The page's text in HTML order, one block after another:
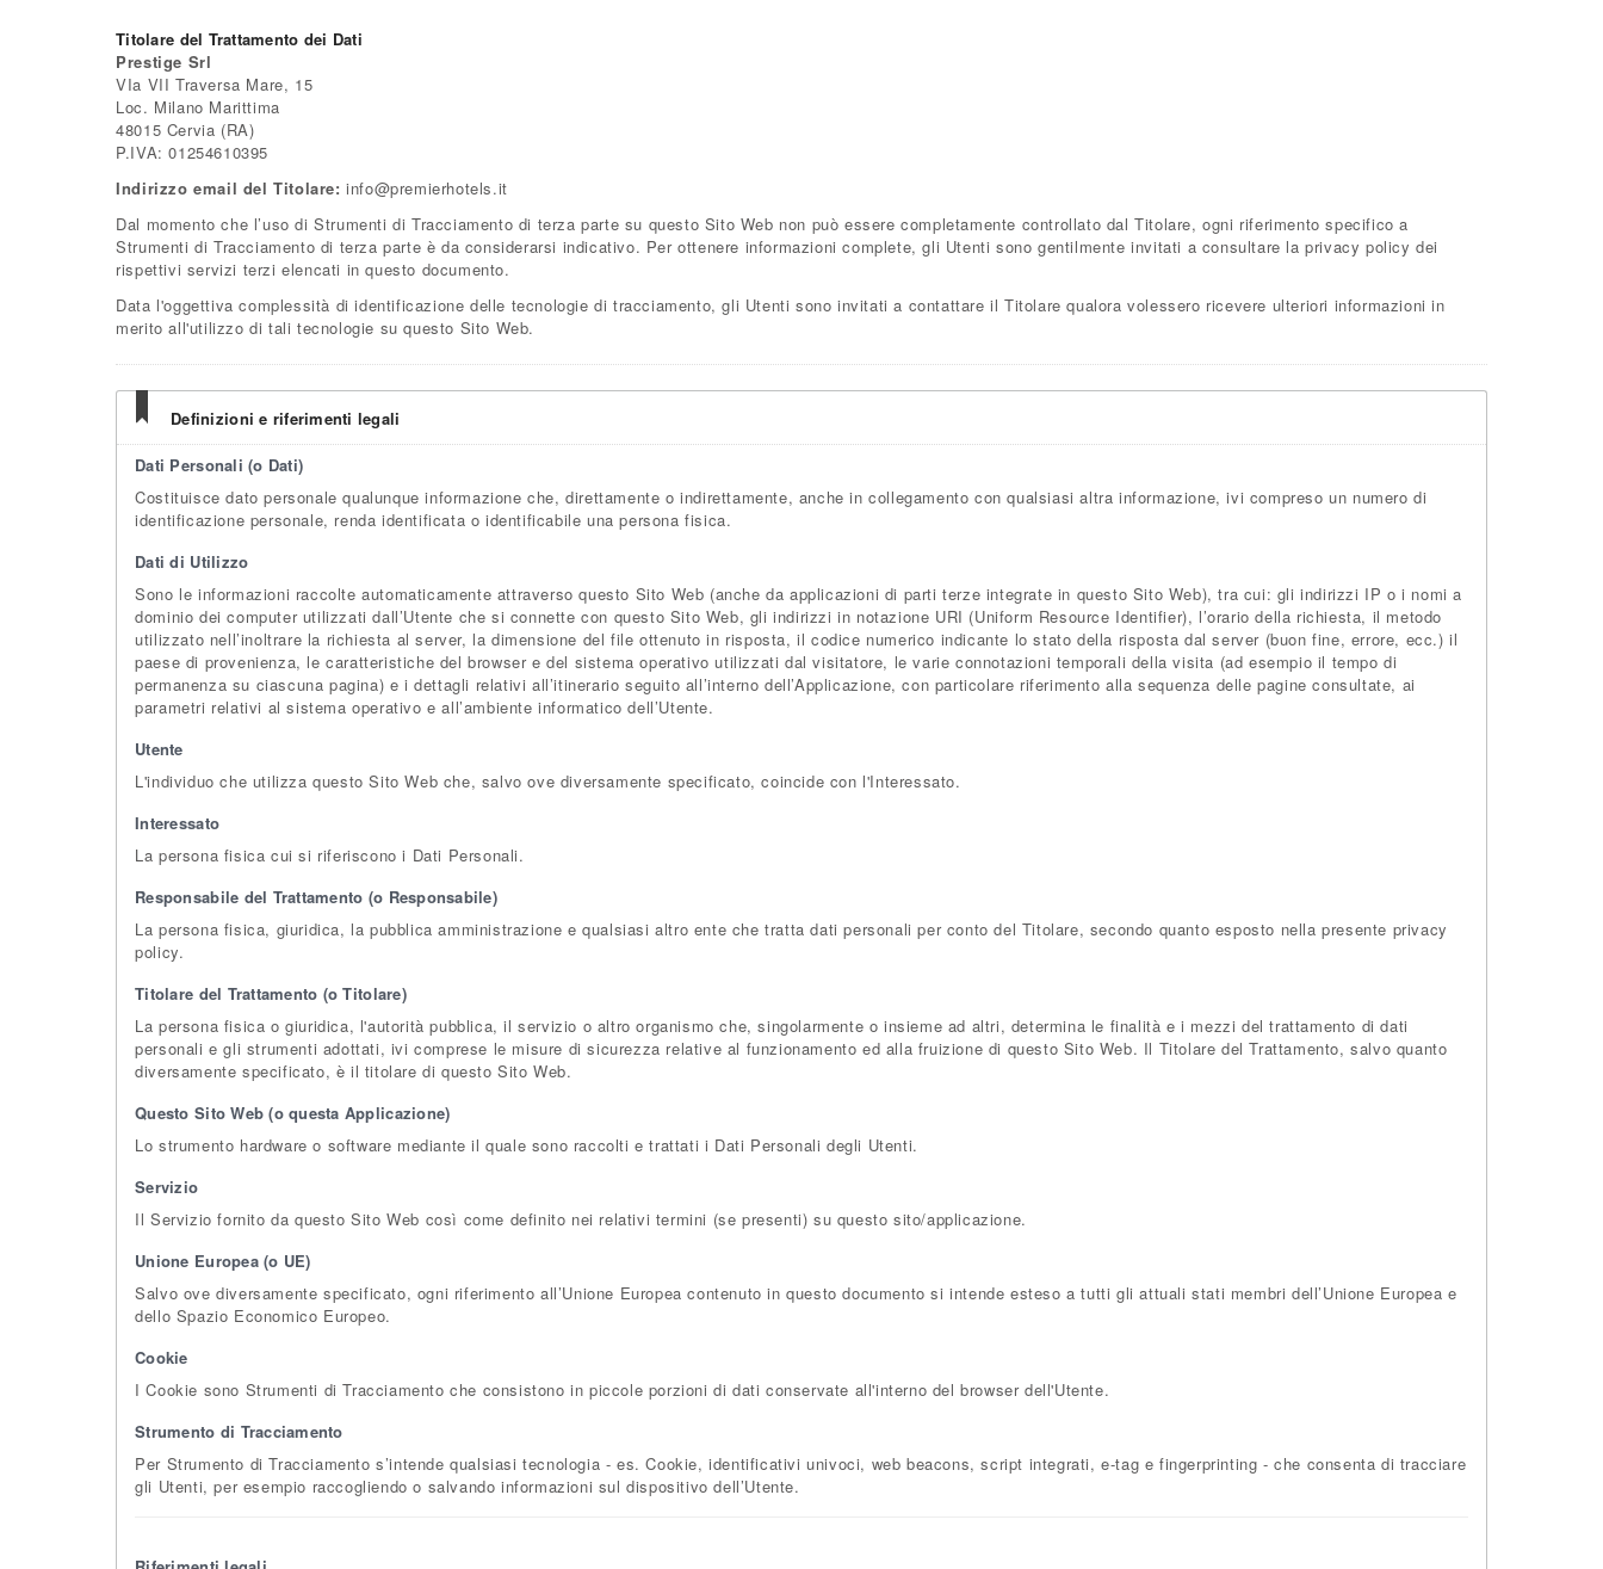
Titolare del Trattamento dei Dati
Prestige Srl
VIa VII Traversa Mare, 15
Loc. Milano Marittima
48015 Cervia (RA)
P.IVA: 01254610395
Indirizzo email del Titolare: info@premierhotels.it
Dal momento che l’uso di Strumenti di Tracciamento di terza parte su questo Sito Web non può essere completamente controllato dal Titolare, ogni riferimento specifico a
Strumenti di Tracciamento di terza parte è da considerarsi indicativo. Per ottenere informazioni complete, gli Utenti sono gentilmente invitati a consultare la privacy policy dei
rispettivi servizi terzi elencati in questo documento.
Data l'oggettiva complessità di identificazione delle tecnologie di tracciamento, gli Utenti sono invitati a contattare il Titolare qualora volessero ricevere ulteriori informazioni in
merito all'utilizzo di tali tecnologie su questo Sito Web.
Definizioni e riferimenti legali
Dati Personali (o Dati)
Costituisce dato personale qualunque informazione che, direttamente o indirettamente, anche in collegamento con qualsiasi altra informazione, ivi compreso un numero di
identificazione personale, renda identificata o identificabile una persona fisica.
Dati di Utilizzo
Sono le informazioni raccolte automaticamente attraverso questo Sito Web (anche da applicazioni di parti terze integrate in questo Sito Web), tra cui: gli indirizzi IP o i nomi a
dominio dei computer utilizzati dall’Utente che si connette con questo Sito Web, gli indirizzi in notazione URI (Uniform Resource Identifier), l’orario della richiesta, il metodo
utilizzato nell’inoltrare la richiesta al server, la dimensione del file ottenuto in risposta, il codice numerico indicante lo stato della risposta dal server (buon fine, errore, ecc.) il
paese di provenienza, le caratteristiche del browser e del sistema operativo utilizzati dal visitatore, le varie connotazioni temporali della visita (ad esempio il tempo di
permanenza su ciascuna pagina) e i dettagli relativi all’itinerario seguito all’interno dell’Applicazione, con particolare riferimento alla sequenza delle pagine consultate, ai
parametri relativi al sistema operativo e all’ambiente informatico dell’Utente.
Utente
L'individuo che utilizza questo Sito Web che, salvo ove diversamente specificato, coincide con l'Interessato.
Interessato
La persona fisica cui si riferiscono i Dati Personali.
Responsabile del Trattamento (o Responsabile)
La persona fisica, giuridica, la pubblica amministrazione e qualsiasi altro ente che tratta dati personali per conto del Titolare, secondo quanto esposto nella presente privacy
policy.
Titolare del Trattamento (o Titolare)
La persona fisica o giuridica, l'autorità pubblica, il servizio o altro organismo che, singolarmente o insieme ad altri, determina le finalità e i mezzi del trattamento di dati
personali e gli strumenti adottati, ivi comprese le misure di sicurezza relative al funzionamento ed alla fruizione di questo Sito Web. Il Titolare del Trattamento, salvo quanto
diversamente specificato, è il titolare di questo Sito Web.
Questo Sito Web (o questa Applicazione)
Lo strumento hardware o software mediante il quale sono raccolti e trattati i Dati Personali degli Utenti.
Servizio
Il Servizio fornito da questo Sito Web così come definito nei relativi termini (se presenti) su questo sito/applicazione.
Unione Europea (o UE)
Salvo ove diversamente specificato, ogni riferimento all’Unione Europea contenuto in questo documento si intende esteso a tutti gli attuali stati membri dell’Unione Europea e
dello Spazio Economico Europeo.
Cookie
I Cookie sono Strumenti di Tracciamento che consistono in piccole porzioni di dati conservate all'interno del browser dell'Utente.
Strumento di Tracciamento
Per Strumento di Tracciamento s’intende qualsiasi tecnologia - es. Cookie, identificativi univoci, web beacons, script integrati, e-tag e fingerprinting - che consenta di tracciare
gli Utenti, per esempio raccogliendo o salvando informazioni sul dispositivo dell’Utente.